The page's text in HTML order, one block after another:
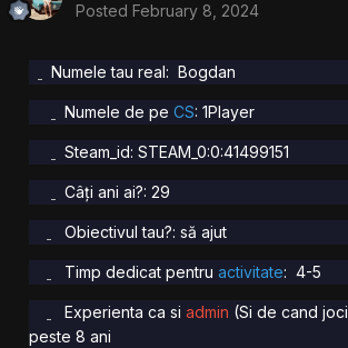
Posted February 8, 2024
Numele tau real: Bogdan
Numele de pe CS: 1Player
Steam_id: STEAM_0:0:41499151
Câți ani ai?: 29
Obiectivul tau?: să ajut
Timp dedicat pentru activitate: 4-5
Experienta ca si admin (Si de cand joci
peste 8 ani